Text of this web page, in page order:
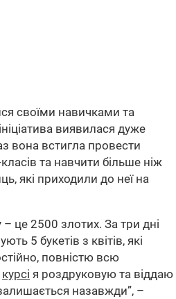
своїми навичками та
виявилася дуже
вона встигла провести
та навчити більше ніж
які приходили до неї на
– це 2500 злотих. За три дні
5 букетів з квітів, які
повністю всю
курсі я роздруковую та віддаю
назавжди”, –